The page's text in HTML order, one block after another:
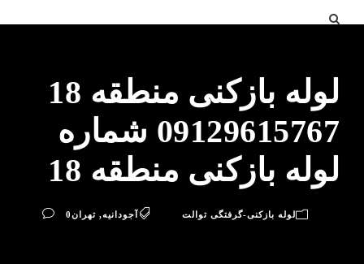
لوله بازکنی منطقه 18
09129615767 شماره
لوله بازکنی منطقه 18
لوله بازکنی-گرفتگی توالت آجودانیه, تهران0